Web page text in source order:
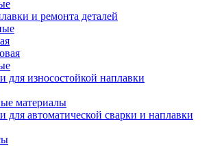
и ремонта деталей
износостойкой наплавки
материалы
автоматической сварки и наплавки